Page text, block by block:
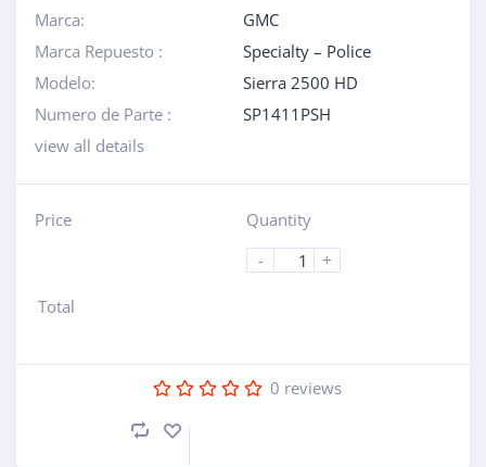
Marca:
GMC
Marca Repuesto :
Specialty – Police
Modelo:
Sierra 2500 HD
Numero de Parte :
SP1411PSH
view all details
Price
Quantity
-
+
Total
0 reviews